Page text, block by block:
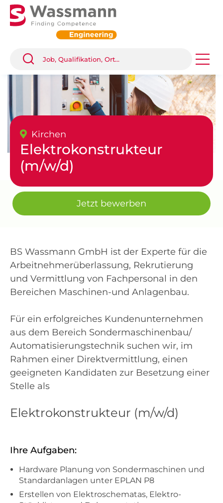
Kirchen
Elektrokonstrukteur
(m/w/d)
Jetzt bewerben
BS Wassmann GmbH ist der Experte für die
Arbeitnehmerüberlassung, Rekrutierung
und Vermittlung von Fachpersonal in den
Bereichen Maschinen-und Anlagenbau.
Für ein erfolgreiches Kundenunternehmen
aus dem Bereich Sondermaschinenbau/
Automatisierungstechnik suchen wir, im
Rahmen einer Direktvermittlung, einen
geeigneten Kandidaten zur Besetzung einer
Stelle als
Elektrokonstrukteur (m/w/d)
Ihre Aufgaben:
Hardware Planung von Sondermaschinen und
Standardanlagen unter EPLAN P8
Erstellen von Elektroschematas, Elektro-